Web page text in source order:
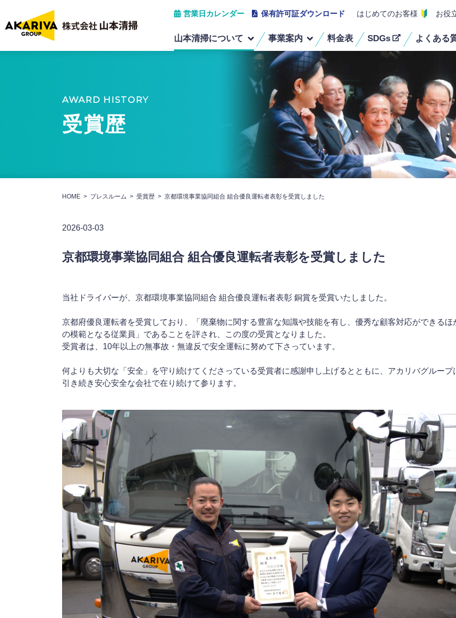
営業日カレンダー 保有許可証ダウンロード はじめてのお客様 お役
山本清掃について
経営理念 組織図
保有許可・所属団体 保有車両・機器 受賞歴
事業案内
事業ごみ定期回収・
スポット回収
医療系廃棄物回収
古着リサイクル・
ウエス販売
建物除菌清掃業務
不用品・粗大ごみ回収 蛍光灯・畳・リサイクル
料金表 SDGs よくある
AWARD HISTORY
受賞歴
HOME プレスルーム 受賞歴 京都環境事業協同組合 組合優良運転者表彰を受賞しました
2026-03-03
京都環境事業協同組合 組合優良運転者表彰を受賞しました
当社ドライバーが、京都環境事業協同組合 組合優良運転者表彰 銅賞を受賞いたしました。
京都府優良運転者を受賞しており、「廃棄物に関する豊富な知識や技能を有し、優秀な顧客対応ができるほ
の模範となる従業員」であることを評され、この度の受賞となりました。
受賞者は、10年以上の無事故・無違反で安全運転に努めて下さっています。
何よりも大切な「安全」を守り続けてくださっている受賞者に感謝申し上げるとともに、アカリバグループ
引き続き安心安全な会社で在り続けて参ります。